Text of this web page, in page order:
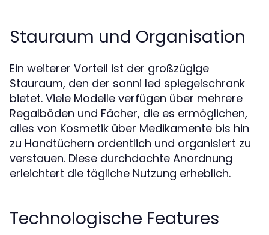
Stauraum und Organisation
Ein weiterer Vorteil ist der großzügige
Stauraum, den der sonni led spiegelschrank
bietet. Viele Modelle verfügen über mehrere
Regalböden und Fächer, die es ermöglichen,
alles von Kosmetik über Medikamente bis hin
zu Handtüchern ordentlich und organisiert zu
verstauen. Diese durchdachte Anordnung
erleichtert die tägliche Nutzung erheblich.
Technologische Features